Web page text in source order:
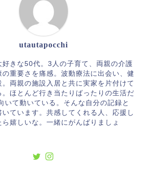
utautapocchi
好きな50代。3人の子育て、両親の介護
の重要さを痛感。波動療法に出会い、健
。両親の施設入居と共に実家を片付けて
。ほとんど行き当たりばったりの生活だ
いて動いている。そんな自分の記録と
いています。共感してくれる人、応援し
嬉しいな。一緒にがんばりましょ